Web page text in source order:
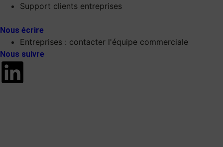
Support clients entreprises
Nous écrire
Entreprises : contacter l'équipe commerciale
Nous suivre